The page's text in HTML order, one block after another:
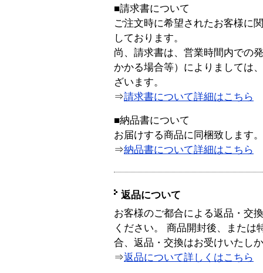
■請求書について
ご注文時に希望されたお客様に
しております。
尚、請求書は、営業時間内での
かかる場合等）によりましては
ざいます。
⇒請求書について詳細はこちら
■納品書について
お届けする商品に同梱致します。
⇒納品書について詳細はこちら
返品について
お客様のご都合による返品・交
ください。 商品開封後、または
合、返品・交換はお受けいたし
⇒返品について詳しくはこちら